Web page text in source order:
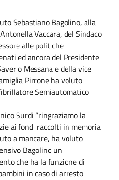
Sebastiano Bagolino, alla
Vaccara, del Sindaco
alle politiche
ed ancora del Presidente
Messana e della vice
Pirrone ha voluto
Semiautomatico
Surdi “ringraziamo la
ai fondi raccolti in memoria
a mancare, ha voluto
Bagolino un
che ha la funzione di
in caso di arresto